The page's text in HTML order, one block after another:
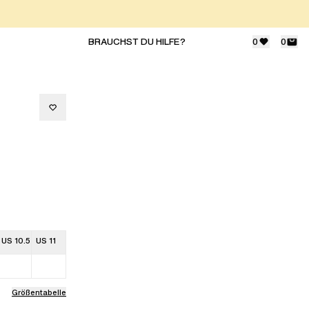
BRAUCHST DU HILFE? 0 0
US 10.5 US 11
Größentabelle